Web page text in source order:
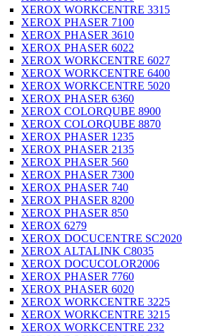
XEROX WORKCENTRE 3315
XEROX PHASER 7100
XEROX PHASER 3610
XEROX PHASER 6022
XEROX WORKCENTRE 6027
XEROX WORKCENTRE 6400
XEROX WORKCENTRE 5020
XEROX PHASER 6360
XEROX COLORQUBE 8900
XEROX COLORQUBE 8870
XEROX PHASER 1235
XEROX PHASER 2135
XEROX PHASER 560
XEROX PHASER 7300
XEROX PHASER 740
XEROX PHASER 8200
XEROX PHASER 850
XEROX 6279
XEROX DOCUCENTRE SC2020
XEROX ALTALINK C8035
XEROX DOCUCOLOR2006
XEROX PHASER 7760
XEROX PHASER 6020
XEROX WORKCENTRE 3225
XEROX WORKCENTRE 3215
XEROX WORKCENTRE 232